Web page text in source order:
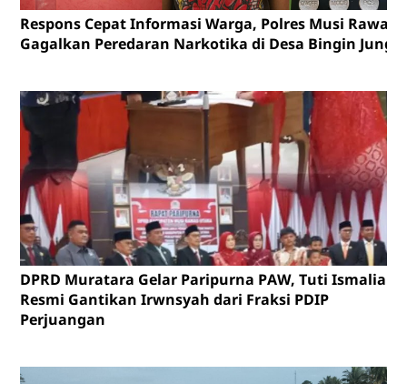
Respons Cepat Informasi Warga, Polres Musi Rawas
Gagalkan Peredaran Narkotika di Desa Bingin
DPRD Muratara Gelar Paripurna PAW, Tuti Ismalia
Resmi Gantikan Irwnsyah dari Fraksi PDIP
Perjuangan